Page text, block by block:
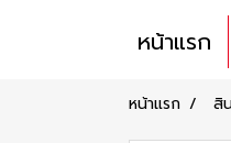
หน้าแรก
หน้าแรก สิ